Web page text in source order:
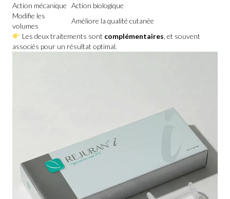
Action mécanique Action biologique
Modifie les
volumes
Améliore la qualité cutanée
Les deux traitements sont complémentaires, et souvent
associés pour un résultat optimal.